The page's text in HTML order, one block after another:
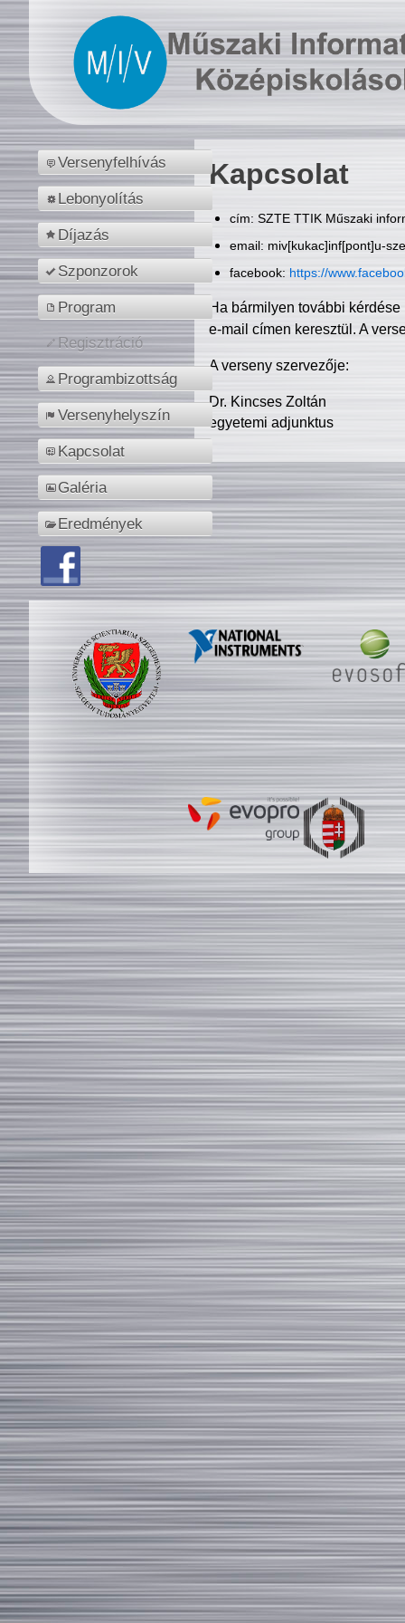
Versenyfelhívás
Lebonyolítás
Díjazás
Szponzorok
Program
Regisztráció
Programbizottság
Versenyhelyszín
Kapcsolat
Galéria
Eredmények
Kapcsolat
cím: SZTE TTIK Műszaki
email: miv[kukac]inf[pont]u-
facebook: https://
Ha bármilyen további
e-mail címen keresztül. A
A verseny szervezője:
Dr. Kincses Zoltán
egyetemi adjunktus